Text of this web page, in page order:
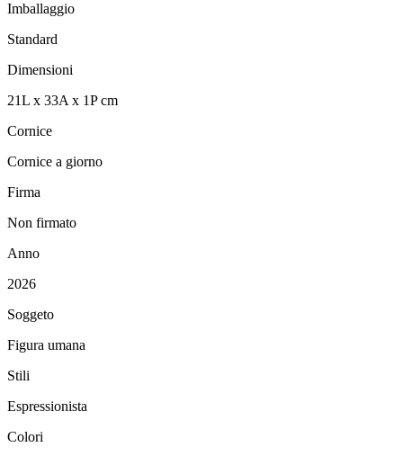
Imballaggio
Standard
Dimensioni
21L x 33A x 1Pcm
Cornice
Cornice a giorno
Firma
Non firmato
Anno
2026
Soggeto
Figura umana
Stili
Espressionista
Colori